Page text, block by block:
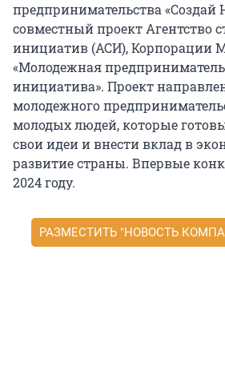
предпринимательства «Создай
совместный проект Агентство
инициатив (АСИ), Корпорации
«Молодежная
инициатива». Проект
молодежного
молодых людей, которые
свои идеи и внести вклад в
развитие страны. Впервые
2024 году.
РАЗМЕСТИТЬ "НОВОСТЬ